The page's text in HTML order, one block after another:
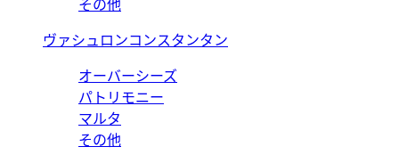
その他
ヴァシュロンコンスタンタン
オーバーシーズ
パトリモニー
マルタ
その他